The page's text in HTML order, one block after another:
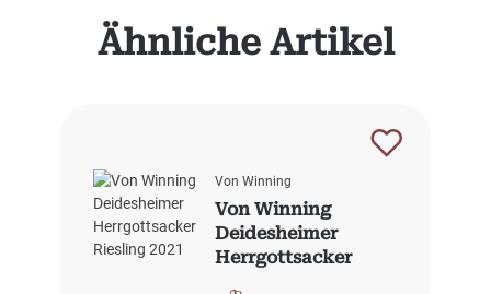
Produktgalerie überspringen
Ähnliche Artikel
Von Winning
Von Winning
Deidesheimer
Herrgottsacker